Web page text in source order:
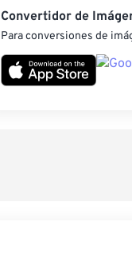
Convertidor de
Para conversiones de